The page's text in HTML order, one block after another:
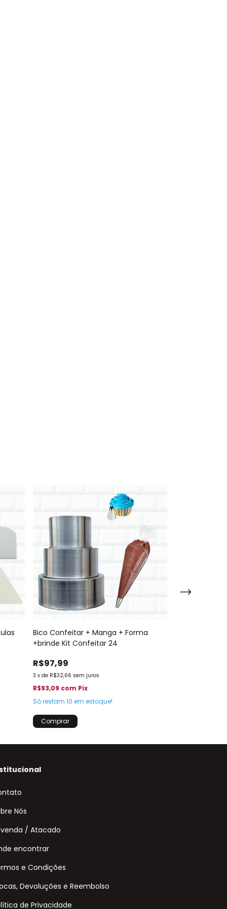
Bico Confeitar + Manga + Forma
+brinde Kit Confeitar 24
R$97,99
3 x de R$32,66 sem juros
R$93,09 com Pix
Só restam 10 em estoque!
Nós
/ Atacado
encontrar
e Condições
Devoluções e Reembolso
de Privacidade